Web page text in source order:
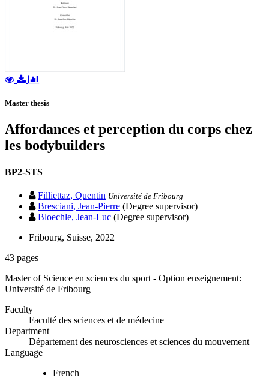
Master thesis
Affordances et perception du corps chez
les bodybuilders
BP2-STS
Filliettaz, Quentin Université de Fribourg
Bresciani, Jean-Pierre (Degree supervisor)
Bloechle, Jean-Luc (Degree supervisor)
Fribourg, Suisse, 2022
43 pages
Master of Science en sciences du sport - Option enseignement:
Université de Fribourg
Faculty
Faculté des sciences et de médecine
Department
Département des neurosciences et sciences du mouvement
Language
French